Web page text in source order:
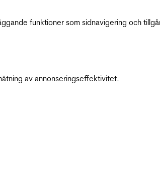
funktioner som sidnavigering och
av annonseringseffektivitet.